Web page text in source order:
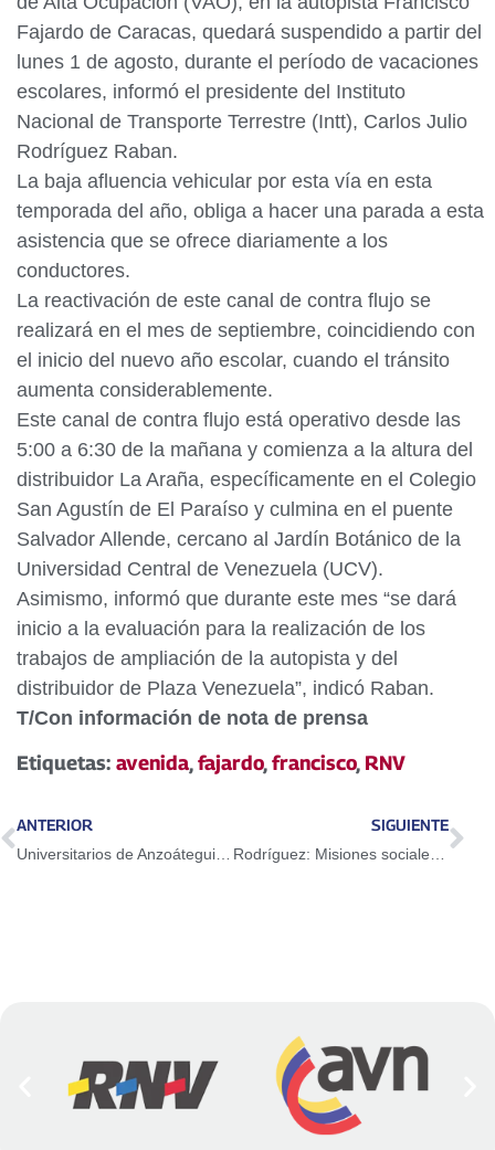
Fajardo de Caracas, quedará suspendido a partir del
lunes 1 de agosto, durante el período de vacaciones
escolares, informó el presidente del Instituto
Nacional de Transporte Terrestre (Intt), Carlos Julio
Rodríguez Raban.
La baja afluencia vehicular por esta vía en esta
temporada del año, obliga a hacer una parada a esta
asistencia que se ofrece diariamente a los
conductores.
La reactivación de este canal de contra flujo se
realizará en el mes de septiembre, coincidiendo con
el inicio del nuevo año escolar, cuando el tránsito
aumenta considerablemente.
Este canal de contra flujo está operativo desde las
5:00 a 6:30 de la mañana y comienza a la altura del
distribuidor La Araña, específicamente en el Colegio
San Agustín de El Paraíso y culmina en el puente
Salvador Allende, cercano al Jardín Botánico de la
Universidad Central de Venezuela (UCV).
Asimismo, informó que durante este mes “se dará
inicio a la evaluación para la realización de los
trabajos de ampliación de la autopista y del
distribuidor de Plaza Venezuela”, indicó Raban.
T/Con información de nota de prensa
Etiquetas: avenida,fajardo,francisco, RNV
ANTERIOR
Universitarios de Anzoátegui producirán 400 litros de productos de limpieza diarios
SIGUIENTE
Rodríguez: Misiones sociales son un tema de voluntad política y de amor al pueblo